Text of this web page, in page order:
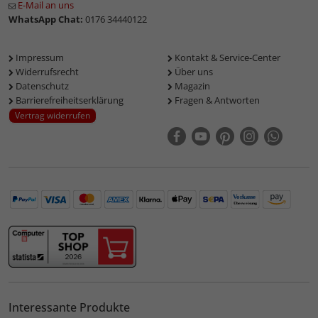
E-Mail an uns
WhatsApp Chat: 0176 34440122
Impressum
Widerrufsrecht
Datenschutz
Barrierefreiheitserklärung
Vertrag widerrufen
Kontakt & Service-Center
Über uns
Magazin
Fragen & Antworten
Interessante Produkte